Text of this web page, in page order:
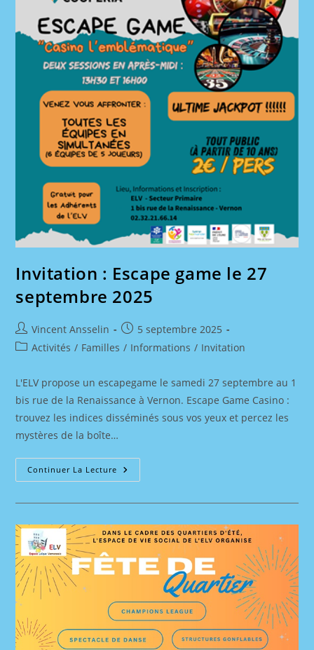
Invitation : Escape game le 27
septembre 2025
Auteur/autrice
de
Vincent Ansselin
Publication
publiée :
5 septembre 2025
PostActivités / Familles / Informations / Invitation
L'ELV propose un escapegame le samedi 27 septembre au 1
bis rue de la Renaissance à Vernon. Escape Game Casino :
trouvez les indices disséminés sous vos yeux et percez les
mystères de la boîte…
Continuer La Lecture Invitation
:
Septembre
2025